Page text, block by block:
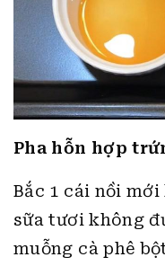
Pha hỗn hợp
Bắc 1 cái nồi mới
sữa tươi không
muỗng cà phê